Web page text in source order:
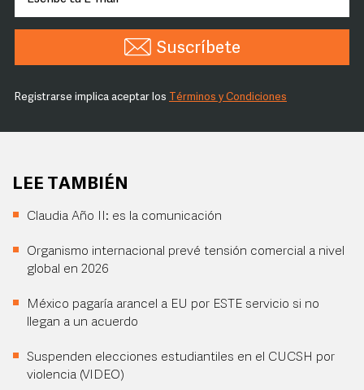
Suscríbete
Registrarse implica aceptar los Términos y Condiciones
LEE TAMBIÉN
Claudia Año II: es la comunicación
Organismo internacional prevé tensión comercial a nivel
global en 2026
México pagaría arancel a EU por ESTE servicio si no
llegan a un acuerdo
Suspenden elecciones estudiantiles en el CUCSH por
violencia (VIDEO)